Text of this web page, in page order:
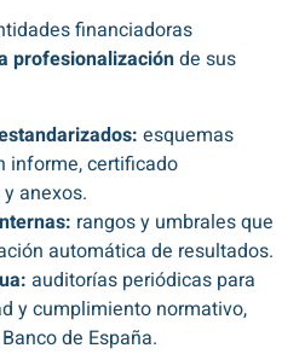
financiadoras
profesionalizaciónde sus
esquemas
informe, certificado
anexos.
rangos y umbrales que
automática de resultados.
auditorías periódicas para
y cumplimiento normativo,
de España.